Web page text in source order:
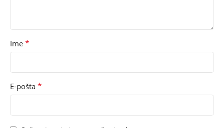
Ime *
E-pošta *